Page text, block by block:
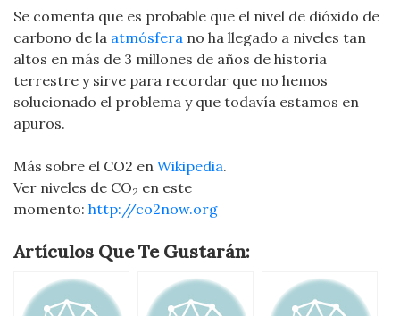
Se comenta que es probable que el nivel de dióxido de
carbono de la atmósfera no ha llegado a niveles tan
altos en más de 3 millones de años de historia
terrestre y sirve para recordar que no hemos
solucionado el problema y que todavía estamos en
apuros.
Más sobre el CO2 en Wikipedia.
Ver niveles de CO2 en este
momento: http://co2now.org
Artículos Que Te Gustarán: